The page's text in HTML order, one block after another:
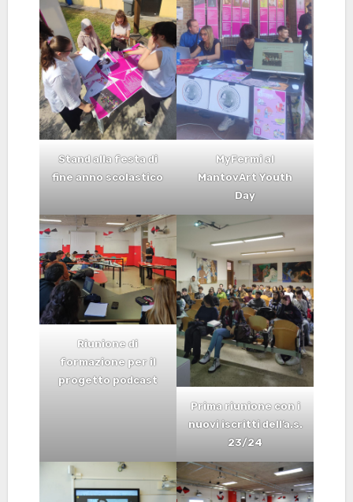
Stand alla festa di
fine anno scolastico
MyFermi al
MantovArt Youth
Day
Riunione di
formazione per il
progetto podcast
Prima riunione con i
nuovi iscritti dell’a.s.
23/24